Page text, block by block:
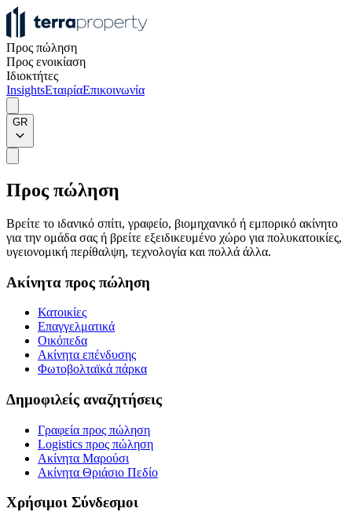
Προς πώληση
Προς ενοικίαση
Ιδιοκτήτες
InsightsΕταιρίαΕπικοινωνία
GR
Προς πώληση
Βρείτε το ιδανικό σπίτι, γραφείο, βιομηχανικό ή εμπορικό ακίνητο
για την ομάδα σας ή βρείτε εξειδικευμένο χώρο για πολυκατοικίες,
υγειονομική περίθαλψη, τεχνολογία και πολλά άλλα.
Ακίνητα προς πώληση
Κατοικίες
Επαγγελματικά
Οικόπεδα
Ακίνητα επένδυσης
Φωτοβολταϊκά πάρκα
Δημοφιλείς αναζητήσεις
Γραφεία προς πώληση
Logistics προς πώληση
Ακίνητα Μαρούσι
Ακίνητα Θριάσιο Πεδίο
Χρήσιμοι Σύνδεσμοι